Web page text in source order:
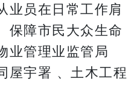
业员在日常工作肩
保障市民大众生命
业管理业监管局
屋宇署 、土木工程